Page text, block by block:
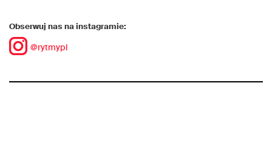
Obserwuj nas na instagramie:
@rytmypl